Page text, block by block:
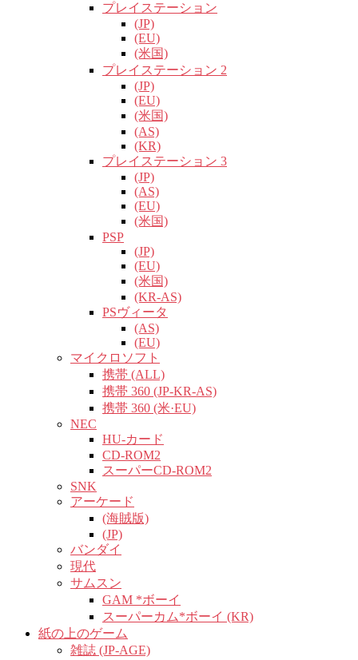
プレイステーション
(JP)
(EU)
(米国)
プレイステーション 2
(JP)
(EU)
(米国)
(AS)
(KR)
プレイステーション 3
(JP)
(AS)
(EU)
(米国)
PSP
(JP)
(EU)
(米国)
(KR-AS)
PSヴィータ
(AS)
(EU)
マイクロソフト
携帯 (ALL)
携帯 360 (JP-KR-AS)
携帯 360 (米·EU)
NEC
HU-カード
CD-ROM2
スーパーCD-ROM2
SNK
アーケード
(海賊版)
(JP)
バンダイ
現代
サムスン
GAM *ボーイ
スーパーカム*ボーイ (KR)
紙の上のゲーム
雑誌 (JP-AGE)